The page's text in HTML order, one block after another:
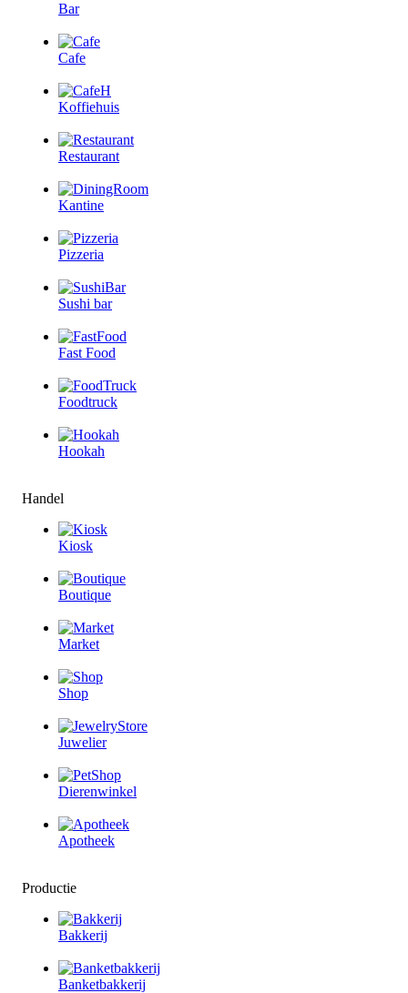
Bar
Cafe
Koffiehuis
Restaurant
Kantine
Pizzeria
Sushi bar
Fast Food
Foodtruck
Hookah
Handel
Kiosk
Boutique
Market
Shop
Juwelier
Dierenwinkel
Apotheek
Productie
Bakkerij
Banketbakkerij